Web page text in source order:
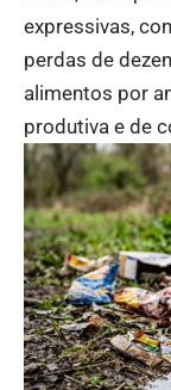
expressivas,
perdas de
alimentos por
produtiva e de